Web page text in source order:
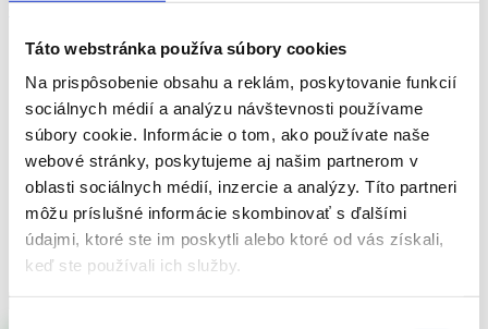
Táto webstránka používa súbory cookies
Na prispôsobenie obsahu a reklám, poskytovanie funkcií
sociálnych médií a analýzu návštevnosti používame
súbory cookie. Informácie o tom, ako používate naše
webové stránky, poskytujeme aj našim partnerom v
oblasti sociálnych médií, inzercie a analýzy. Títo partneri
môžu príslušné informácie skombinovať s ďalšími
údajmi, ktoré ste im poskytli alebo ktoré od vás získali,
keď ste používali ich služby.
Semerovo
Semerovo 568, 941 32 Semerovo
Úvod
Predajne
Semerovo